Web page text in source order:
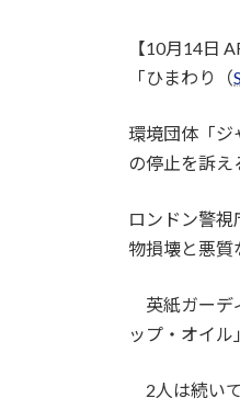
【10月14日
「ひまわり（
環境団体「ジ
の停止を訴え
ロンドン警視
物損壊と悪質
英紙ガーデ
ップ・オイ
2人は続い